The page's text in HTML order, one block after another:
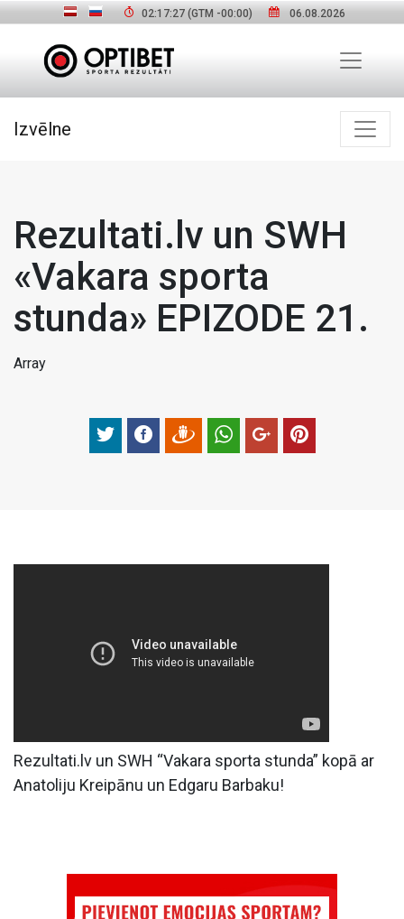
02:17:27(GTM -00:00) 06.08.2026
Izvēlne
Rezultati.lv un SWH
«Vakara sporta
stunda» EPIZODE 21.
Array
Rezultati.lv un SWH “Vakara sporta stunda” kopā ar
Anatoliju Kreipānu un Edgaru Barbaku!